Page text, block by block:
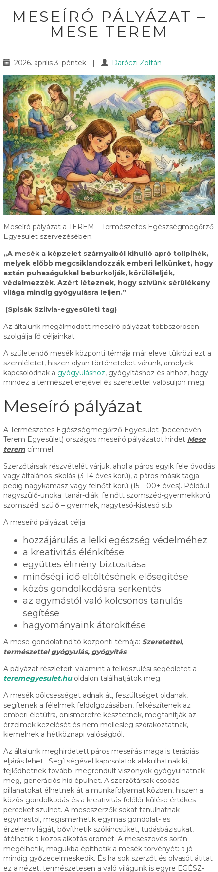
MESEÍRÓ PÁLYÁZAT –
MESE TEREM
2026. április 3. péntek | Daróczi Zoltán
Meseíró pályázat a TEREM – Természetes Egészségmegőrző
Egyesület szervezésében.
„A mesék a képzelet szárnyaiból kihulló apró tollpihék,
melyek előbb megcsiklandozzák emberi lelkünket, hogy
aztán puhaságukkal beburkolják, körülöleljék,
védelmezzék. Azért léteznek, hogy szívünk sérülékeny
világa mindig gyógyulásra leljen.”
(Spisák Szilvia-egyesületi tag)
Az általunk megálmodott meseíró pályázat többszörösen
szolgálja fő céljainkat.
A születendő mesék központi témája már eleve tükrözi ezt a
szemléletet, hiszen olyan történeteket várunk, amelyek
kapcsolódnak a gyógyuláshoz, gyógyításhoz és ahhoz, hogy
mindez a természet erejével és szeretettel valósuljon meg.
Meseíró pályázat
A Természetes Egészségmegőrző Egyesület (becenevén
Terem Egyesület) országos meseíró pályázatot hirdet Mese
teremcímmel.
Szerzőtársak részvételét várjuk, ahol a páros egyik fele óvodás
vagy általános iskolás (3-14 éves korú), a páros másik tagja
pedig nagykamasz vagy felnőtt korú (15 -100+ éves). Például:
nagyszülő-unoka; tanár-diák; felnőtt szomszéd-gyermekkorú
szomszéd; szülő – gyermek, nagytesó-kistesó stb.
A meseíró pályázat célja:
hozzájárulás a lelki egészség védelméhez
a kreativitás élénkítése
együttes élmény biztosítása
minőségi idő eltöltésének elősegítése
közös gondolkodásra serkentés
az egymástól való kölcsönös tanulás
segítése
hagyományaink átörökítése
A mese gondolatindító központi témája: Szeretettel,
természettel gyógyulás, gyógyítás
A pályázat részleteit, valamint a felkészülési segédletet a
teremegyesulet.huoldalon találhatjátok meg.
A mesék bölcsességet adnak át, feszültséget oldanak,
segítenek a félelmek feldolgozásában, felkészítenek az
emberi életútra, önismeretre késztetnek, megtanítják az
érzelmek kezelését és nem mellesleg szórakoztatnak,
kiemelnek a hétköznapi valóságból.
Az általunk meghirdetett páros meseírás maga is terápiás
eljárás lehet. Segítségével kapcsolatok alakulhatnak ki,
fejlődhetnek tovább, megrendült viszonyok gyógyulhatnak
meg, generációs híd épülhet. A szerzőtársak csodás
pillanatokat élhetnek át a munkafolyamat közben, hiszen a
közös gondolkodás és a kreativitás felélénkülése értékes
perceket szülhet. A meseszerzők sokat tanulhatnak
egymástól, megismerhetik egymás gondolat- és
érzelemvilágát, bővíthetik szókincsüket, tudásbázisukat,
átélhetik a közös alkotás örömét. A meseszövés során
megélhetik, magukba építhetik a mesék törvényét: a jó
mindig győzedelmeskedik. És ha sok szerzőt és olvasót átitat
ez a nézet, természetesen a való világunk is egyre EGÉSZ-